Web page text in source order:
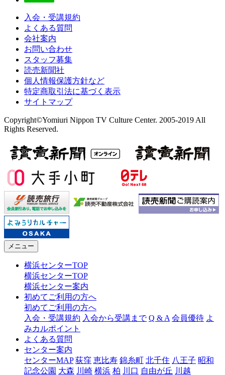
入会・受講規約
よくある質問
会社案内
お問い合わせ
スタッフ募集
読売新聞社
個人情報保護方針など
特定商取引法に基づく表示
サイトマップ
Copyright©Yomiuri Nippon TV Culture Center. 2005-2019 All
Rights Reserved.
メニュー
横浜センターTOP
横浜センターTOP
横浜センター案内
初めてご利用の方へ
初めてご利用の方へ
入会・受講規約 入会から受講まで Q & A 会員優待 よ
みカルポイント
よくある質問
センター案内
センターMAP 荻窪 恵比寿 錦糸町 北千住 八王子 昭和
記念公園 大森 川崎 横浜 柏 川口 自由が丘 川越